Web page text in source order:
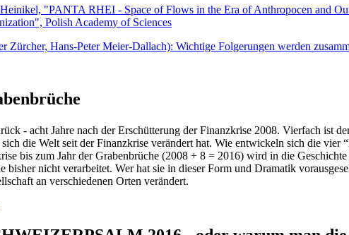
"PANTA RHEI - Space of Flows in the Era of Anthropocen and
Polish Academy of Sciences
Zürcher, Hans-Peter Meier-Dallach): Wichtige Folgerungen werden
- acht Jahre nach der Erschütterung der Finanzkrise 2008. Vierfach ist
die Welt seit der Finanzkrise verändert hat. Wie entwickeln sich die vier
bis zum Jahr der Grabenbrüche (2008 + 8 = 2016) wird in die
bisher nicht verarbeitet. Wer hat sie in dieser Form und Dramatik
an verschiedenen Orten verändert.